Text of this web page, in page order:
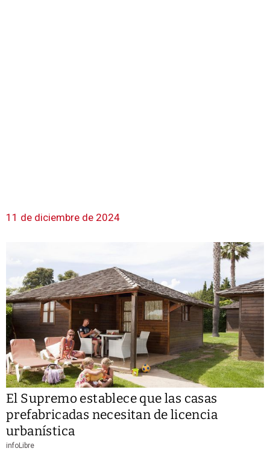
11 de diciembre de 2024
El Supremo establece que las casas
prefabricadas necesitan de licencia
urbanística
infoLibre